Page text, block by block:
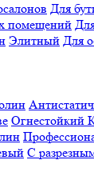
Для
помещений
Элитный Для
Огнестойкий
С